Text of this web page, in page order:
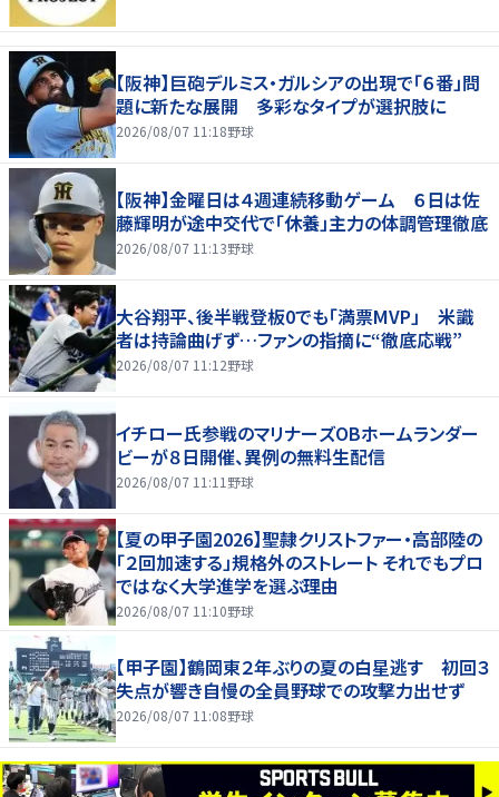
【阪神】巨砲デルミス・ガルシアの出現で「６番」問
題に新たな展開 多彩なタイプが選択肢に
2026/08/07 11:18野球
【阪神】金曜日は４週連続移動ゲーム ６日は佐
藤輝明が途中交代で「休養」主力の体調管理徹底
2026/08/07 11:13野球
大谷翔平、後半戦登板0でも「満票MVP」 米識
者は持論曲げず…ファンの指摘に“徹底応戦”
2026/08/07 11:12野球
イチロー氏参戦のマリナーズOBホームランダー
ビーが８日開催、異例の無料生配信
2026/08/07 11:11 野球
【夏の甲子園2026】聖隷クリストファー・高部陸の
「２回加速する」規格外のストレート それでもプロ
ではなく大学進学を選ぶ理由
2026/08/07 11:10野球
【甲子園】鶴岡東２年ぶりの夏の白星逃す 初回３
失点が響き自慢の全員野球での攻撃力出せず
2026/08/07 11:08野球